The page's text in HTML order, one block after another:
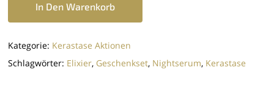
In Den Warenkorb
Kategorie: Kerastase Aktionen
Schlagwörter: Elixier, Geschenkset, Nightserum, Kerastase